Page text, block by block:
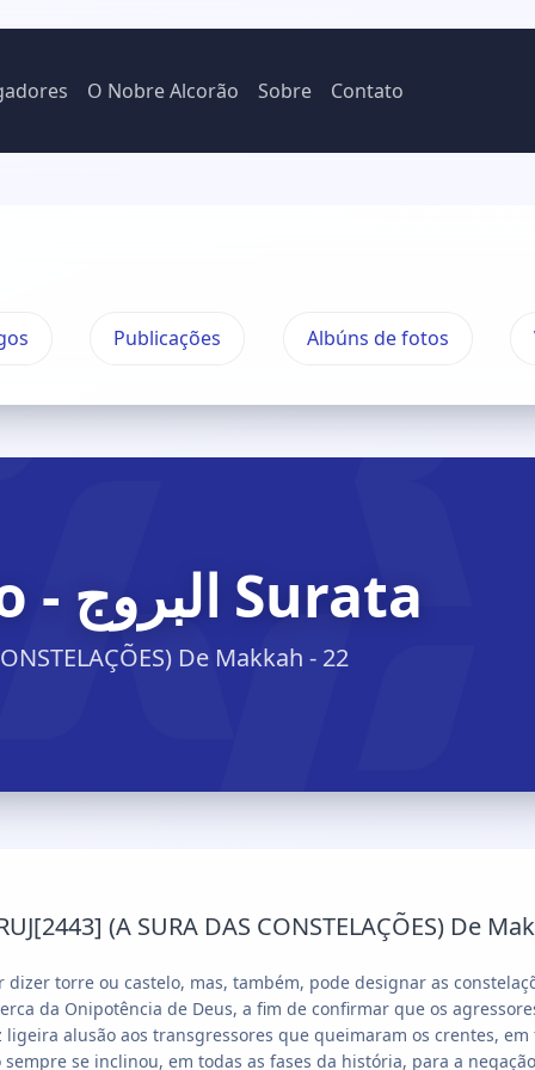
O Nobre Alcorão Sobre Contato
Publicações Albúns de fotos
Surata البروج - O Nobre Alcorão
De Makkah - 22
(A SURA DAS CONSTELAÇÕES) De
torre ou castelo, mas, também, pode designar as
da Onipotência de Deus, a fim de confirmar que os
alusão aos transgressores que queimaram os crentes,
se inclinou, em todas as fases da história, para a